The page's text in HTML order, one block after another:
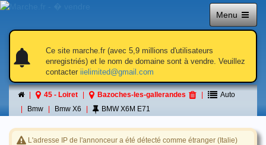
Menu
notifications_active
notifications
notifications
Ce site marche.fr (avec 5,9 millions d'utilisateurs
enregistriés) et le nom de domaine sont à vendre. Veuillez
contacter iielimited@gmail.com
45 - Loiret Bazoches-les-gallerandes
Auto
Bmw
Bmw X6 BMW X6M E71
Petite annonce
á Bazoches-les-gallerandes
L'adresse IP de l'annonceur a été détecté comme étranger (Italie)